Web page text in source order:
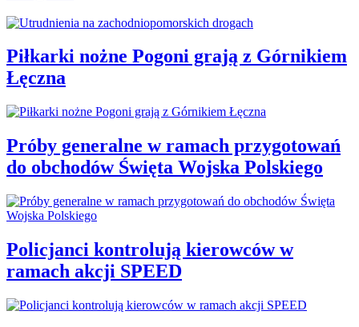
Piłkarki nożne Pogoni grają z Górnikiem
Łęczna
Próby generalne w ramach przygotowań
do obchodów Święta Wojska Polskiego
Policjanci kontrolują kierowców w
ramach akcji SPEED